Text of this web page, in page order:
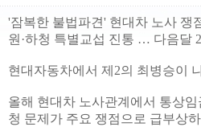
'잠복한 불법파견' 현대차 노사 쟁
원·하청 특별교섭 진통 … 다음달
현대자동차에서 제2의 최병승이
올해 현대차 노사관계에서 통상
청 문제가 주요 쟁점으로 급부상